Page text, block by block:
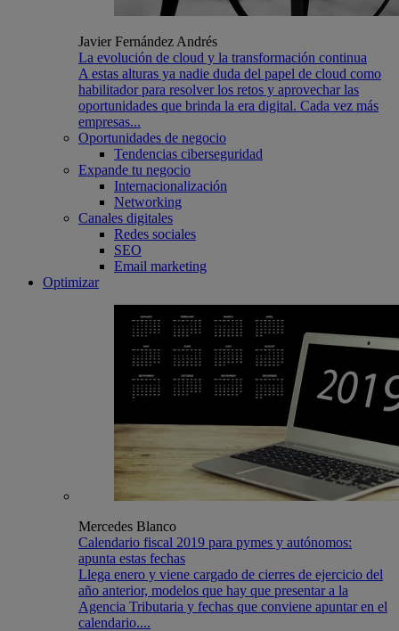
Javier Fernández Andrés
La evolución de cloud y la transformación continua
A estas alturas ya nadie duda del papel de cloud como
habilitador para resolver los retos y aprovechar las
oportunidades que brinda la era digital. Cada vez más
empresas...
Oportunidades de negocio
Tendencias ciberseguridad
Expande tu negocio
Internacionalización
Networking
Canales digitales
Redes sociales
SEO
Email marketing
Optimizar
Mercedes Blanco
Calendario fiscal 2019 para pymes y autónomos:
apunta estas fechas
Llega enero y viene cargado de cierres de ejercicio del
año anterior, modelos que hay que presentar a la
Agencia Tributaria y fechas que conviene apuntar en el
calendario....